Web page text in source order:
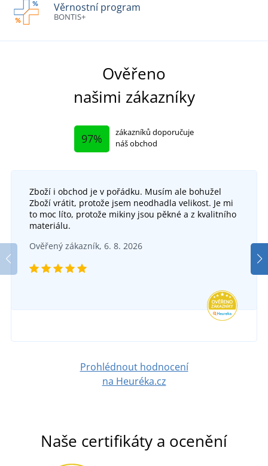
Věrnostní program
BONTIS+
Ověřeno
našimi zákazníky
97%
zákazníků doporučuje
náš obchod
Zboží i obchod je v pořádku. Musím ale bohužel
Zboží vrátit, protože jsem neodhadla velikost. Je mi
to moc líto, protože mikiny jsou pěkné a z kvalitního
materiálu.
Ověřený zákazník, 6. 8. 2026
Prohlédnout hodnocení
na Heuréka.cz
Naše certifikáty a ocenění